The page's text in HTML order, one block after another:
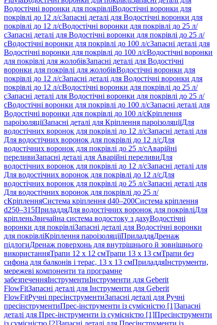
Водостічні воронки для покрівліВодостічні воронки для
покрівлі до 12 л/сЗапасні деталі для Водостічні воронки для
покрівлі до 12 л/сВодостічні воронки для покрівлі до 25 л/
сЗапасні деталі для Водостічні воронки для покрівлі до 25 л/
сВодостічні воронки для покрівлі до 100 л/сЗапасні деталі для
Водостічні воронки для покрівлі до 100 л/сВодостічні воронки
для покрівлі для жолобівЗапасні деталі для Водостічні
воронки для покрівлі для жолобівВодостічні воронки для
покрівлі до 12 л/сЗапасні деталі для Водостічні воронки для
покрівлі до 12 л/сВодостічні воронки для покрівлі до 25 л/
сЗапасні деталі для Водостічні воронки для покрівлі до 25 л/
сВодостічні воронки для покрівлі до 100 л/сЗапасні деталі для
Водостічні воронки для покрівлі до 100 л/сКріплення
пароізоляціїЗапасні деталі для Кріплення пароізоляціїДля
водостічних воронок для покрівлі до 12 л/сЗапасні деталі для
Для водостічних воронок для покрівлі до 12 л/сДля
водостічних воронок для покрівлі до 25 л/сАварійні
переливиЗапасні деталі для Аварійні переливиДля
водостічних воронок для покрівлі до 12 л/сЗапасні деталі для
Для водостічних воронок для покрівлі до 12 л/сДля
водостічних воронок для покрівлі до 25 л/сЗапасні деталі для
Для водостічних воронок для покрівлі до 25 л/
сКріпленняСистема кріплення d40–200Система кріплення
d250–315ПриладдяДля водостічних воронок для покрівліДля
кріпленьЗвичайна система водостоку з дахуВодостічні
воронки для покрівліЗапасні деталі для Водостічні воронки
для покрівліКріплення пароізоляціїПриладдяДренаж
підлогиДренаж поверхонь для внутрішнього й зовнішнього
використанняТрапи 12 x 12 смТрапи 13 x 13 смТрапи без
сифона для балконів і терас, 13 x 13 смПриладдяІнструменти,
мережеві компоненти та програмне
забезпеченняІнструментиІнструменти для Geberit
FlowFitЗапасні деталі для Інструменти для Geberit
FlowFitРучні пресінструментиЗапасні деталі для Ручні
пресінструментиПрес-інструменти із сумісністю [1]Запасні
деталі для Прес-інструменти із сумісністю [1]Пресінструменти
із сумісністю [2]Запасні деталі для Пресінструменти із